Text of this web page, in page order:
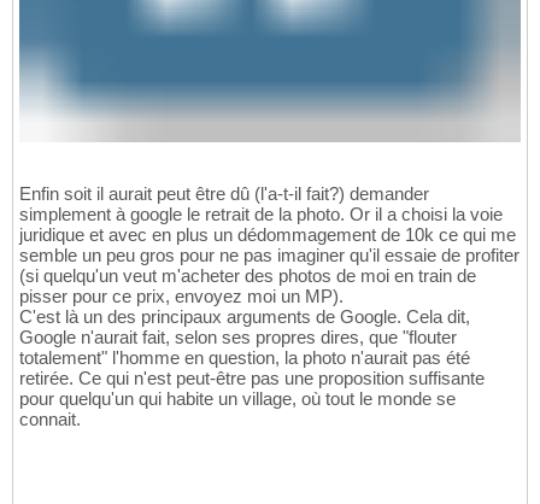
Enfin soit il aurait peut être dû (l'a-t-il fait?) demander
simplement à google le retrait de la photo. Or il a choisi la voie
juridique et avec en plus un dédommagement de 10k ce qui me
semble un peu gros pour ne pas imaginer qu'il essaie de profiter
(si quelqu'un veut m'acheter des photos de moi en train de
pisser pour ce prix, envoyez moi un MP).
C'est là un des principaux arguments de Google. Cela dit,
Google n'aurait fait, selon ses propres dires, que "flouter
totalement" l'homme en question, la photo n'aurait pas été
retirée. Ce qui n'est peut-être pas une proposition suffisante
pour quelqu'un qui habite un village, où tout le monde se
connait.